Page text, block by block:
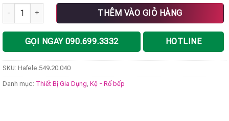
Kệ đựng gia vị Hafele 549.20.040 số lượngTHÊM VÀO GIỎ HÀNG
GỌI NGAY 090.699.3332 HOTLINE
SKU: Hafele.549.20.040
Danh mục: Thiết Bị Gia Dụng Kệ - Rổ bếp